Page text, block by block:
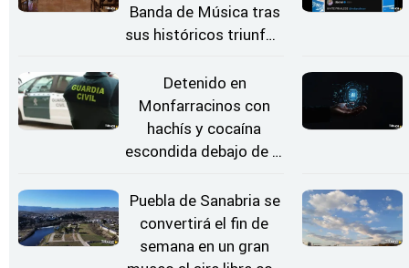
Banda de Música tras
sus históricos triunfos
Detenido en
Monfarracinos con
hachís y cocaína
escondida debajo de la
coche
Puebla de Sanabria se
convertirá el fin de
semana en un gran